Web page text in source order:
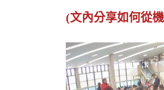
(文內分享如何從